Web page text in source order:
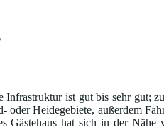
ist gut bis sehr gut;
Heidegebiete, außerdem
hat sich in der